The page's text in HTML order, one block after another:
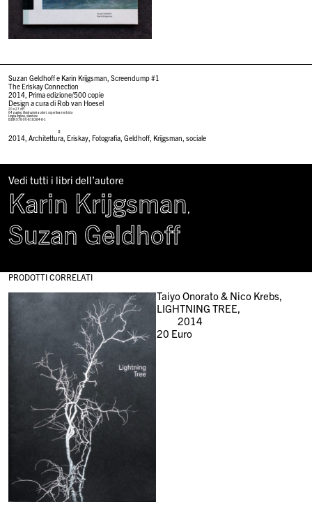
Suzan Geldhoff e Karin Krijgsman, Screendump #1
The Eriskay Connection
2014, Prima edizione/500 copie
Design a cura di Rob van Hoesel
20 x 27 cm
64 pagine, illustrazioni a colori, copertina morbida
Lingua inglese, olandese
ISBN 978-90-818384-8-1
#
2014,Architettura, Eriskay, Fotografia,Geldhoff, Krijgsman,sociale
Vedi tutti i libri dell’autore
Karin Krijgsman,
Suzan Geldhoff
PRODOTTI CORRELATI
Taiyo Onorato & Nico Krebs,
LIGHTNING TREE,
2014
20 Euro